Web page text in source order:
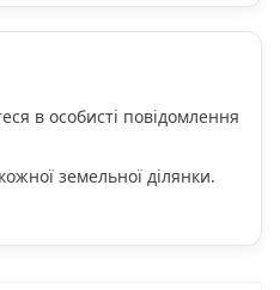
в особисті повідомлення
земельної ділянки.